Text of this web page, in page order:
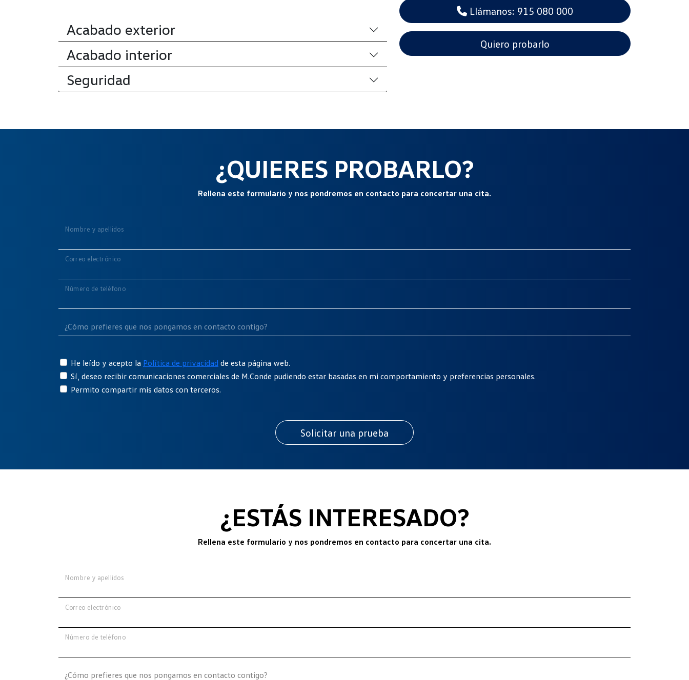
Acabado exterior
Acabado interior
Seguridad
Llámanos: 915 080 000
Quiero probarlo
¿QUIERES PROBARLO?
Rellena este formulario y nos pondremos en contacto para concertar una cita.
Nombre y apellidos
Correo electrónico
Número de teléfono
He leído y acepto la Política de privacidad de esta página web.
Sí, deseo recibir comunicaciones comerciales de M.Conde pudiendo estar basadas en mi comportamiento y preferencias personales.
Permito compartir mis datos con terceros.
¿ESTÁS INTERESADO?
Rellena este formulario y nos pondremos en contacto para concertar una cita.
Nombre y apellidos
Correo electrónico
Número de teléfono